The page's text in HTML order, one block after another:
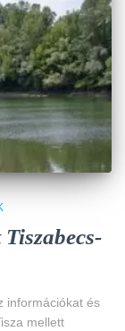
információkat és
mellett